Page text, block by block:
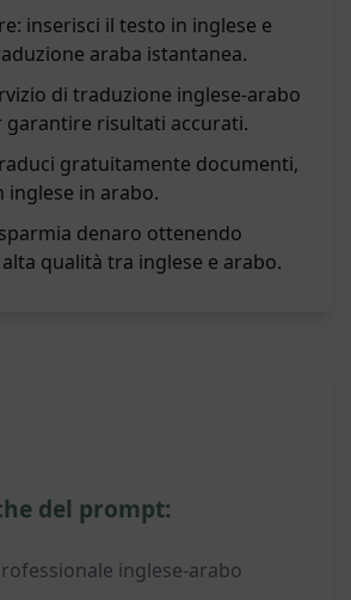
inserisci il testo in inglese e
araba istantanea.
di traduzione inglese-arabo
garantire risultati accurati.
gratuitamente documenti,
inglese in arabo.
denaro ottenendo
qualità tra inglese e arabo.
del prompt:
inglese-arabo